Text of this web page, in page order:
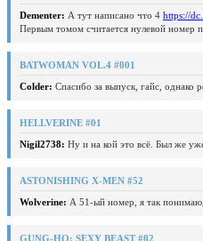
Dementer: А тут написано что 4 https://
Первым томом считается нулевой номер
BATWOMAN VOL.4 #001
Colder: Спасибо за выпуск, гайс, однако
HELLVERINE #01
Nigil2738: Ну и на кой это всё. Был же
ASTONISHING X-MEN #52
Wolverine: А 51-ый номер, я так понимаю,
GUNG-HO: SEXY BEAST #02